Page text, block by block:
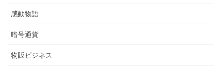
感動物語
暗号通貨
物販ビジネス